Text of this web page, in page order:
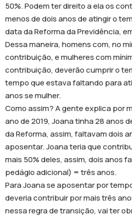
50%. Podem ter direito a ela os
menos de dois anos de atingir o
data da Reforma da Previdência,
Dessa maneira, homens com, no
contribuição, e mulheres com
contribuição, deverão cumprir o
tempo que estava faltando para
anos se mulher.
Como assim? A gente explica por
ano de 2019, Joana tinha 28 anos
da Reforma, assim, faltavam dois
aposentar. Joana teria que
mais 50% deles, assim, dois anos
pedágio adicional) = três anos.
Para Joana se aposentar por
deveria contribuir por mais três
nessa regra de transição, vai ter